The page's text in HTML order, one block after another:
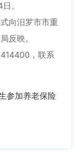
。
向汨罗市市重
反映。
，联系
参加养老保险